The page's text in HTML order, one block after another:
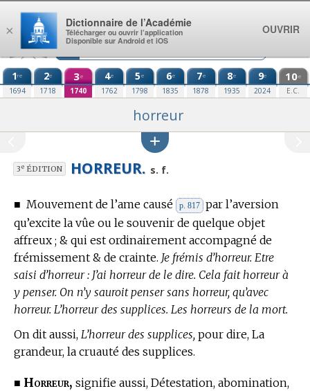
Aller au contenu
1re
1694
2e
1718
3e
1740
4e
1762
5e
1798
6e
1835
7e
1878
8e
1935
9e
2024
10e
E.C.
horreur
3eÉDITION HORREUR. s. f.
■ Mouvement de l’ame causé p. 817 par l’aversion
qu’excite la vûe ou le souvenir de quelque objet
affreux ; & qui est ordinairement accompagné de
frémissement & de crainte. Je frémis d’horreur. Etre
saisi d’horreur : J’ai horreur de le dire. Cela fait horreur à
y penser. On n’y sauroit penser sans horreur, qu’avec
horreur. L’horreur des supplices. Les horreurs de la mort.
On dit aussi, L’horreur des supplices, pour dire, La
grandeur, la cruauté des supplices.
■ Horreur, signifie aussi, Détestation, abomination,
×
Dictionnaire de l’Académie
Télécharger ou ouvrir l’application
Disponible sur Android et iOS
OUVRIR